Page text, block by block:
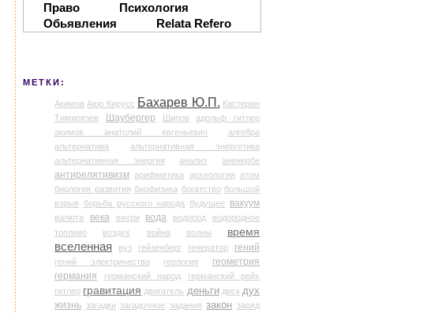
Право
Психология
Обьявления
Relata Refero
МЕТКИ:
Акимов Аюр Кирусс Бахарев Ю.П. Кастерин
Тимирязев
Шаубергер Шипов
адольф гитлер
акимов анатолий евгеньевич
алгебра
альтернатива
альтернативная энергетика
альтернативная энергия
анализ аненербе
антирелятивизм арифметика археология атом
биология развития биофизика богатство большой
взрыв
борьба русского народа будущее вакуум
валюта века вихри вода водород
водородное
топливо
воздух война волны
время
вселенная
вуз гейзенберг генератор гений
гений электричества геология
геометрия
германия
германский народ
германский рейх
гитлер гравитация двигатель деньги диск дух
жизнь загадки загадочное задания закон заряд